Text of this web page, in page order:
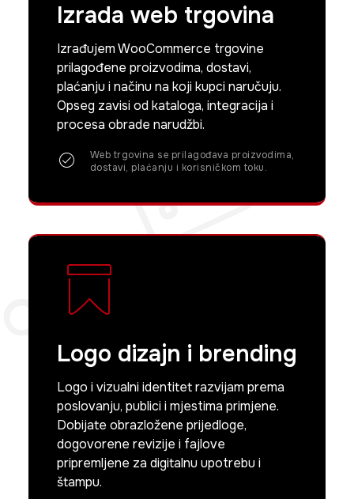
Izrada web trgovina
Izrađujem WooCommerce trgovine
prilagođene proizvodima, dostavi,
plaćanju i načinu na koji kupci naručuju.
Opseg zavisi od kataloga, integracija i
procesa obrade narudžbi.
Web trgovina se prilagođava proizvodima,
dostavi, plaćanju i korisničkom toku.
Logo dizajn i brending
Logo i vizualni identitet razvijam prema
poslovanju, publici i mjestima primjene.
Dobijate obrazložene prijedloge,
dogovorene revizije i fajlove
pripremljene za digitalnu upotrebu i
štampu.